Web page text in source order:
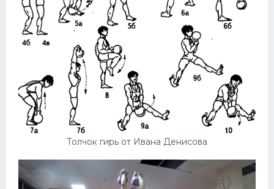
Толчок гирь от Ивана Денисова